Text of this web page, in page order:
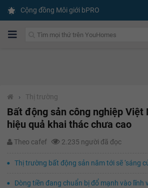
Cộng đồng Môi giới bPRO
› Thị trường
Bất động sản công nghiệp Việt
hiệu quả khai thác chưa cao
Theo cafef 2.235 người đã đọc
Thị trường bất động sản năm tới sẽ ‘sáng
Dòng tiền đang chuẩn bị đổ mạnh vào lĩnh